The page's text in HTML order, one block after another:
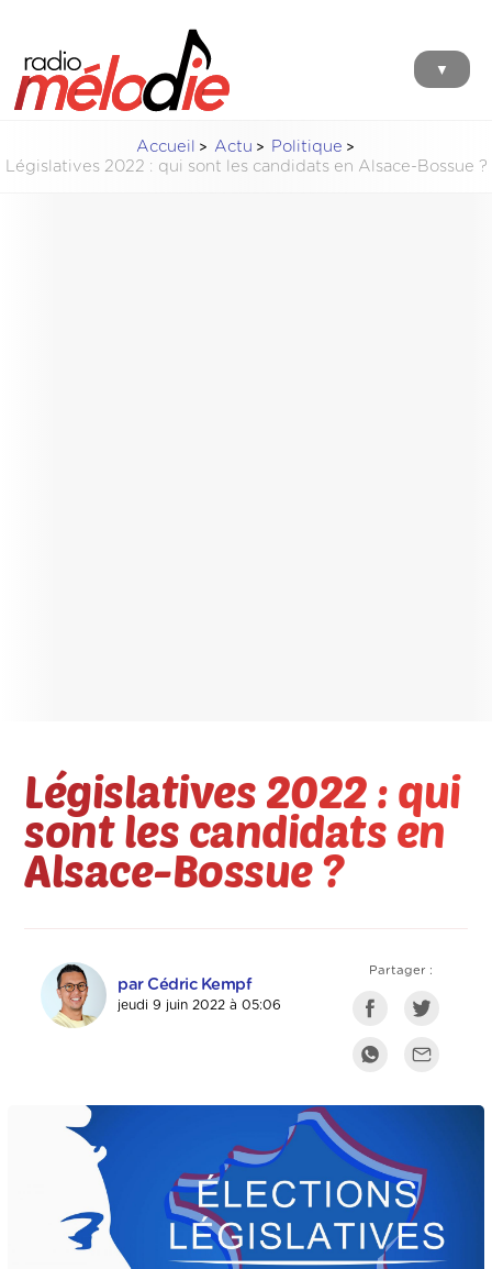
▼
Accueil Actu
Politique
Législatives 2022 : qui sont les candidats en Alsace-Bossue ?
Législatives 2022 : qui
sont les candidats en
Alsace-Bossue ?
par Cédric Kempf
jeudi 9 juin 2022 à 05:06
Partager :